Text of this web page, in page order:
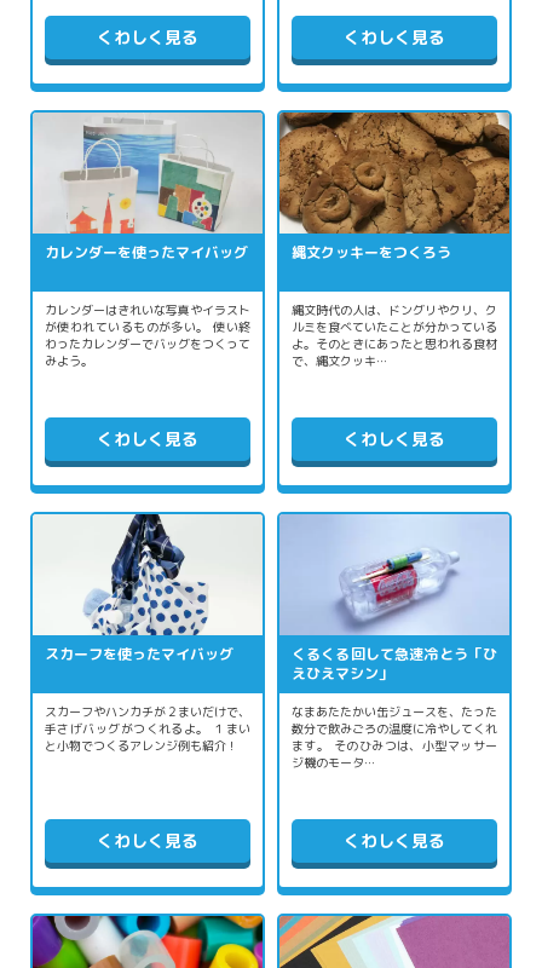
くわしく見る くわしく見る
カレンダーを使ったマイバッグ
カレンダーはきれいな写真やイラスト
が使われているものが多い。 使い終
わったカレンダーでバッグをつくって
みよう。
くわしく見る
縄文クッキーをつくろう
縄文時代の人は、ドングリやクリ、ク
ルミを食べていたことが分かっている
よ。そのときにあったと思われる食材
で、縄文クッキ…
くわしく見る
スカーフを使ったマイバッグ
スカーフやハンカチが２まいだけで、
手さげバッグがつくれるよ。 １まい
と小物でつくるアレンジ例も紹介！
くわしく見る
くるくる回して急速冷とう「ひ
えひえマシン」
なまあたたかい缶ジュースを、たった
数分で飲みごろの温度に冷やしてくれ
ます。 そのひみつは、小型マッサー
ジ機のモータ…
くわしく見る